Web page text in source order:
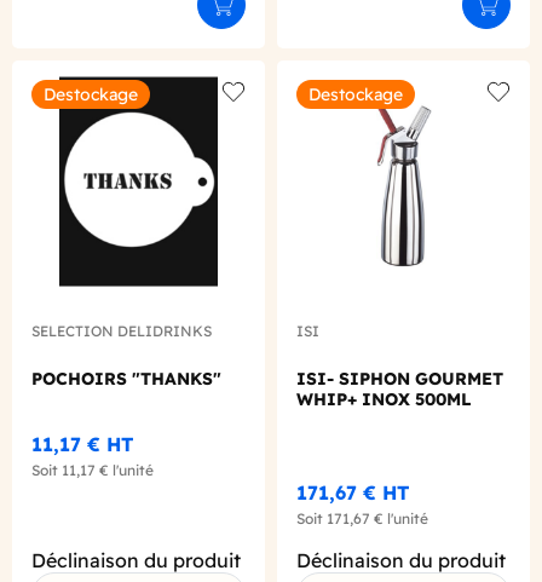
Ajouter au panier
Destockage
Add to wishlist
SELECTION DELIDRINKS
POCHOIRS "THANKS"
11,17 € HT
Soit 11,17 € l'unité
Déclinaison du produit
Destockage
ISI
ISI- SIPHON GOURMET
WHIP+ INOX 500ML
171,67 € HT
Soit 171,67 € l'unité
Déclinaison du produit